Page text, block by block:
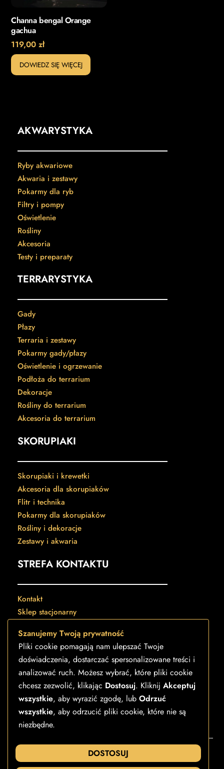
Channa bengal Orange
gachua
119,00zł
DOWIEDZ SIĘ WIĘCEJ
Szanujemy Twoją prywatność
Pliki cookie pomagają nam ulepszać Twoje
doświadczenia, dostarczać spersonalizowane treści i
analizować ruch. Możesz wybrać, które pliki cookie
chcesz zezwolić, klikając Dostosuj. Kliknij Akceptuj
wszystkie, aby wyrazić zgodę, lub Odrzuć
wszystkie, aby odrzucić pliki cookie, które nie są
niezbędne.
DOSTOSUJ
AKWARYSTYKA
Ryby akwariowe
Akwaria i zestawy
Pokarmy dla ryb
Filtry i pompy
Oświetlenie
Rośliny
Akcesoria
Testy i preparaty
TERRARYSTYKA
Gady
Płazy
Terraria i zestawy
Pokarmy gady/płazy
Oświetlenie i ogrzewanie
Podłoża do terrarium
Dekoracje
Rośliny do terrarium
Akcesoria do terrarium
SKORUPIAKI
Skorupiaki i krewetki
Akcesoria dla skorupiaków
Flitr i technika
Pokarmy dla skorupiaków
Rośliny i dekoracje
Zestawy i akwaria
STREFA KONTAKTU
Kontakt
Sklep stacjonarny
Polityka prywatności
Formularz reklamacji towaru
Formularz reklamacji usługi
Formularz zwrotu online
Pozostałe formularze
Visual Art Strony internetowe i Pozycjonowanie SEO